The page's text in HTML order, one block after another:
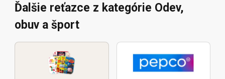
Ďalšie reťazce z kategórie Odev,
obuv a šport